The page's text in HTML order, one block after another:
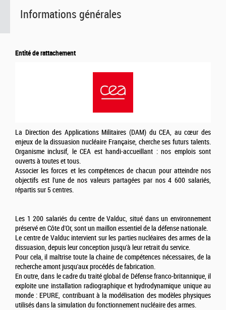
Informations générales
Entité de rattachement
La Direction des Applications Militaires (DAM) du CEA, au cœur des
enjeux de la dissuasion nucléaire Française, cherche ses futurs talents.
Organisme inclusif, le CEA est handi-accueillant : nos emplois sont
ouverts à toutes et tous.
Associer les forces et les compétences de chacun pour atteindre nos
objectifs est l'une de nos valeurs partagées par nos 4 600 salariés,
répartis sur 5 centres.
Les 1 200 salariés du centre de Valduc, situé dans un environnement
préservé en Côte d'Or, sont un maillon essentiel de la défense nationale.
Le centre de Valduc intervient sur les parties nucléaires des armes de la
dissuasion, depuis leur conception jusqu'à leur retrait du service.
Pour cela, il maîtrise toute la chaine de compétences nécessaires, de la
recherche amont jusqu'aux procédés de fabrication.
En outre, dans le cadre du traité global de Défense franco-britannique, il
exploite une installation radiographique et hydrodynamique unique au
monde : EPURE, contribuant à la modélisation des modèles physiques
utilisés dans la simulation du fonctionnement nucléaire des armes.